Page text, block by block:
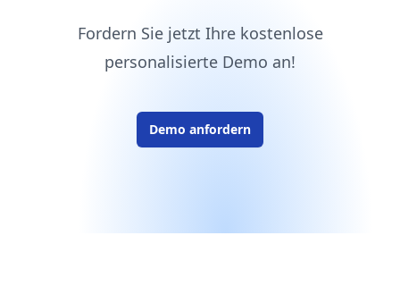
Fordern Sie jetzt Ihre kostenlose
personalisierte Demo an!
Demo anfordern